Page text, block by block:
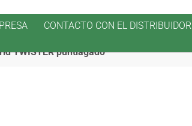
CONTACTO CON EL DISTRIBUIDOR
TWISTER puntiagado